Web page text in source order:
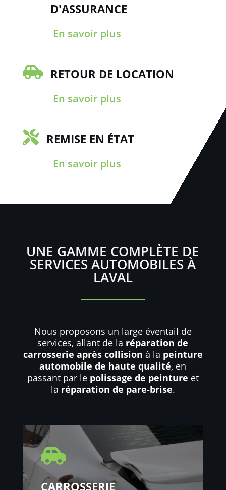
D'ASSURANCE
En savoir plus
 RETOUR DE LOCATION
En savoir plus
 REMISE EN ÉTAT
En savoir plus
UNE GAMME COMPLÈTE DE
SERVICES AUTOMOBILES À
LAVAL
Nous proposons un large éventail de
services, allant de la réparation de
carrosserie après collision à la peinture
automobile de haute qualité, en
passant par le polissage de peinture et
la réparation de pare-brise.

CARROSSERIE